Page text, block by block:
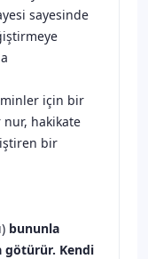
sayesinde
için bir
nur, hakikate
bir
bununla
götürür. Kendi